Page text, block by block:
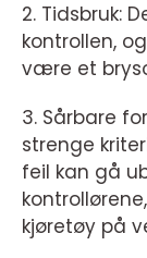
2. Tidsbruk:
kontrollen,
være et
3. Sårbare
strenge
feil kan gå
kjøretøy på